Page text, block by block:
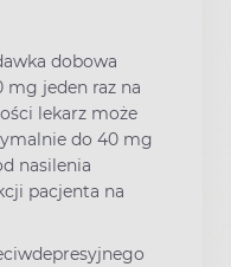
dobowa
jeden raz na
lekarz może
do 40 mg
nasilenia
pacjenta na